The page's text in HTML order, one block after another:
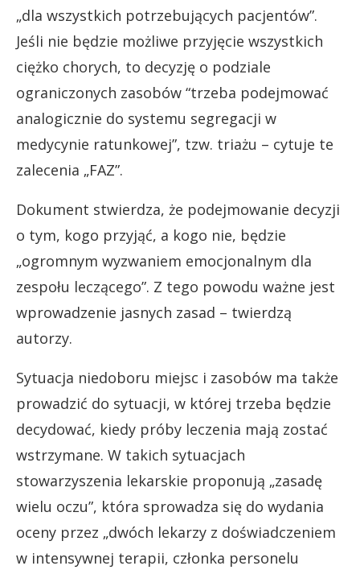
„dla wszystkich potrzebujących pacjentów”.
Jeśli nie będzie możliwe przyjęcie wszystkich
ciężko chorych, to decyzję o podziale
ograniczonych zasobów “trzeba podejmować
analogicznie do systemu segregacji w
medycynie ratunkowej”, tzw. triażu – cytuje te
zalecenia „FAZ”.
Dokument stwierdza, że podejmowanie decyzji
o tym, kogo przyjąć, a kogo nie, będzie
„ogromnym wyzwaniem emocjonalnym dla
zespołu leczącego”. Z tego powodu ważne jest
wprowadzenie jasnych zasad – twierdzą
autorzy.
Sytuacja niedoboru miejsc i zasobów ma także
prowadzić do sytuacji, w której trzeba będzie
decydować, kiedy próby leczenia mają zostać
wstrzymane. W takich sytuacjach
stowarzyszenia lekarskie proponują „zasadę
wielu oczu”, która sprowadza się do wydania
oceny przez „dwóch lekarzy z doświadczeniem
w intensywnej terapii, członka personelu